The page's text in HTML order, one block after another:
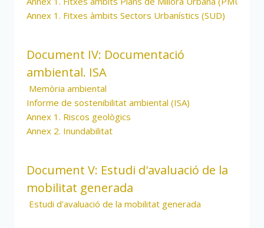
Annex 1. Fitxes àmbits Sectors Urbanístics (SUD)
Document IV: Documentació
ambiental. ISA
Memòria ambiental
Informe de sostenibilitat ambiental (ISA)
Annex 1. Riscos geològics
Annex 2. Inundabilitat
Document V: Estudi d'avaluació de la
mobilitat generada
Estudi d'avaluació de la mobilitat generada